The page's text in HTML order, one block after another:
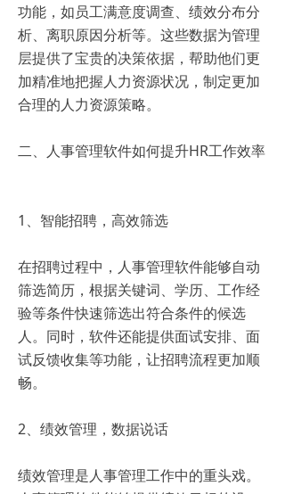
功能，如员工满意度调查、绩效分布分
析、离职原因分析等。这些数据为管理
层提供了宝贵的决策依据，帮助他们更
加精准地把握人力资源状况，制定更加
合理的人力资源策略。
二、人事管理软件如何提升HR工作效率
1、智能招聘，高效筛选
在招聘过程中，人事管理软件能够自动
筛选简历，根据关键词、学历、工作经
验等条件快速筛选出符合条件的候选
人。同时，软件还能提供面试安排、面
试反馈收集等功能，让招聘流程更加顺
畅。
2、绩效管理，数据说话
绩效管理是人事管理工作中的重头戏。